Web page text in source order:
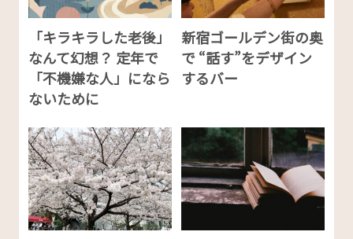
「キラキラした老後」
なんて幻想？ 定年で
「不機嫌な人」になら
ないために
新宿ゴールデン街の奥
で “話す”をデザイン
するバー